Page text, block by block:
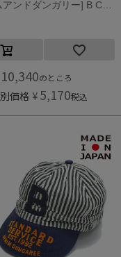
10,340のところ
価格 ¥ 5,170税込